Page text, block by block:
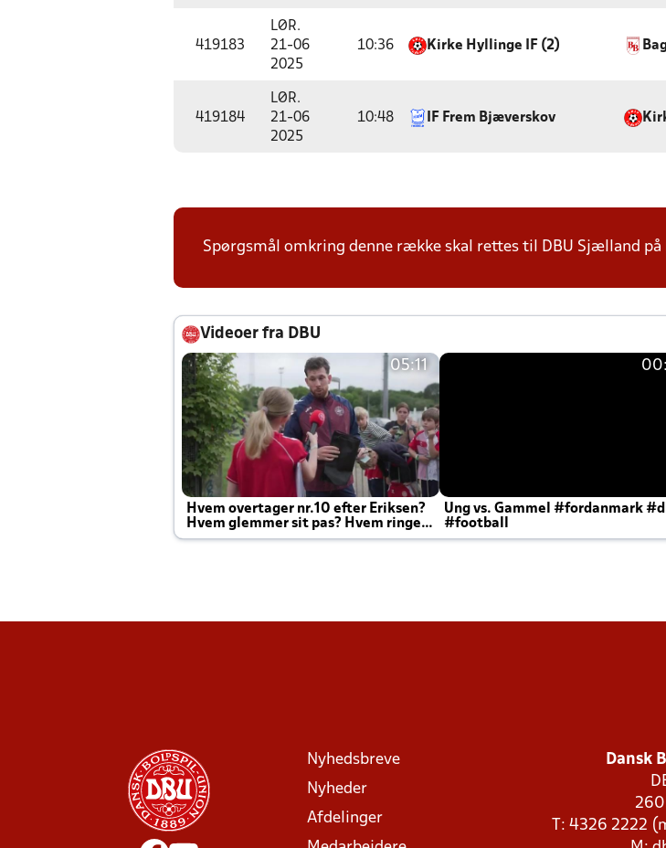
419183
LØR.
21-06
2025
10:36 Kirke Hyllinge IF (2)
419184
LØR.
21-06
2025
10:48 IF Frem Bjæverskov
Spørgsmål omkring denne række skal rettes til DBU Sjælland på
Videoer fra DBU
05:11
Hvem overtager nr.10 efter Eriksen?
Hvem glemmer sit pas? Hvem ringer
Joachim altid til efter kampe?
Ung vs. Gammel #fordanmark
#football
Nyhedsbreve
Nyheder
Afdelinger
Dansk
T: 4326 2222